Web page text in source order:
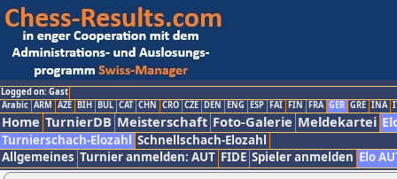
Logged on: Gast
Arabic ARM AZE BIH BUL CAT CHN CRO CZE DEN ENG ESP FAI FIN FRA GER GRE INA
Home TurnierDB Meisterschaft Foto-Galerie Meldekartei
Turnierschach-Elozahl Schnellschach-Elozahl
Allgemeines Turnier anmelden: AUT FIDE Spieler anmelden Elo